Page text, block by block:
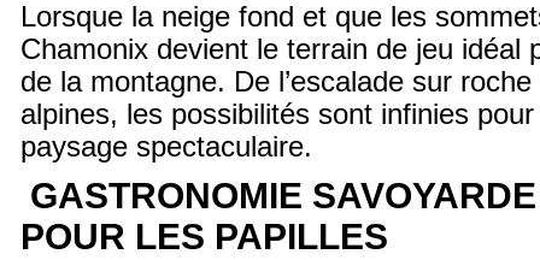
Lorsque la neige fond et que les
Chamonix devient le terrain de jeu idéal
de la montagne. De l’escalade sur
alpines, les possibilités sont infinies
paysage spectaculaire.
GASTRONOMIE
POUR LES PAPILLES